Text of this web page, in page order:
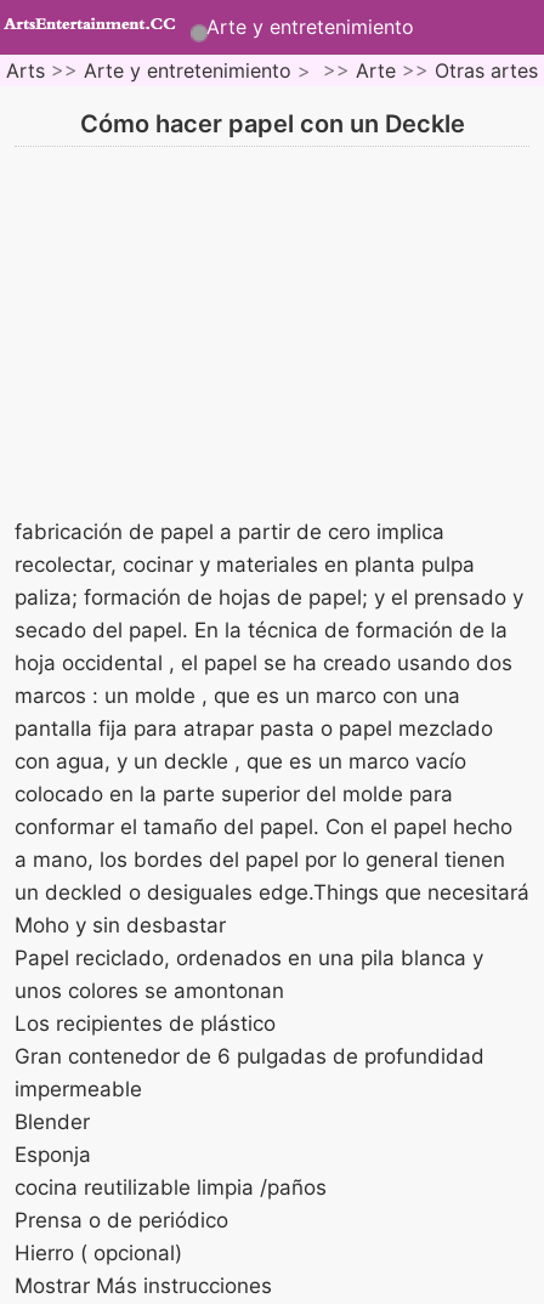
Arte y entretenimiento
Arts >> Arte y entretenimiento > >> Arte >> Otras artes
Cómo hacer papel con un Deckle
fabricación de papel a partir de cero implica
recolectar, cocinar y materiales en planta pulpa
paliza; formación de hojas de papel; y el prensado y
secado del papel. En la técnica de formación de la
hoja occidental , el papel se ha creado usando dos
marcos : un molde , que es un marco con una
pantalla fija para atrapar pasta o papel mezclado
con agua, y un deckle , que es un marco vacío
colocado en la parte superior del molde para
conformar el tamaño del papel. Con el papel hecho
a mano, los bordes del papel por lo general tienen
un deckled o desiguales edge.Things que necesitará
Moho y sin desbastar
Papel reciclado, ordenados en una pila blanca y
unos colores se amontonan
Los recipientes de plástico
Gran contenedor de 6 pulgadas de profundidad
impermeable
Blender
Esponja
cocina reutilizable limpia /paños
Prensa o de periódico
Hierro ( opcional)
Mostrar Más instrucciones